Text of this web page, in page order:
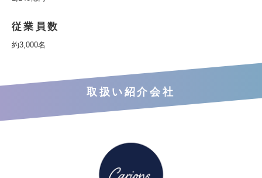
従業員数
約3,000名
取扱い紹介会社